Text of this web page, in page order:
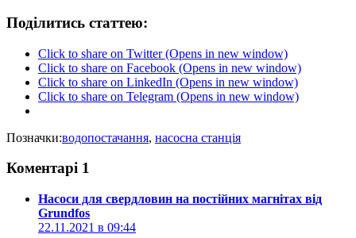
Поділитись статтею:
Click to share on Twitter (Opens in new window)
Click to share on Facebook (Opens in new window)
Click to share on LinkedIn (Opens in new window)
Click to share on Telegram (Opens in new window)
Позначки:водопостачання, насосна станція
Коментарі 1
Насоси для свердловин на постійних магнітах від
Grundfos
22.11.2021 в 09:44